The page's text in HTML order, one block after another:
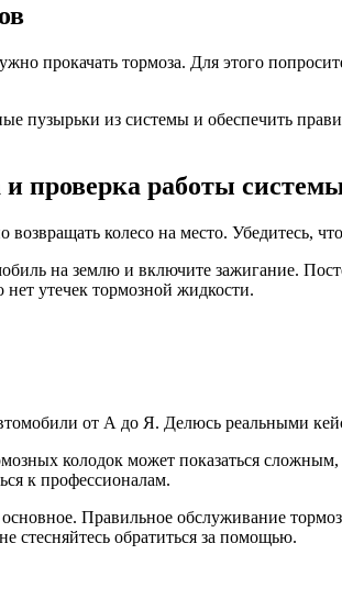
прокачать тормоза. Для этого
пузырьки из системы и обеспечить
проверка работы
возвращать колесо на место. Убедитесь,
на землю и включите зажигание.
утечек тормозной жидкости.
от А до Я. Делюсь реальными
колодок может показаться
к профессионалам.
Правильное обслуживание
обратиться за помощью.